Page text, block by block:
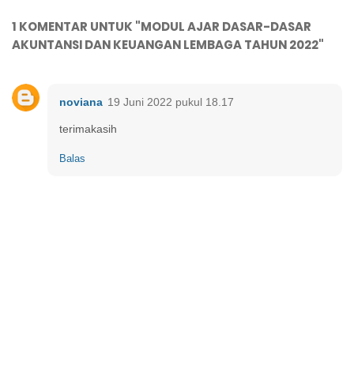
1 KOMENTAR UNTUK "MODUL AJAR DASAR-DASAR
AKUNTANSI DAN KEUANGAN LEMBAGA TAHUN 2022"
noviana 19 Juni 2022 pukul 18.17
terimakasih
Balas